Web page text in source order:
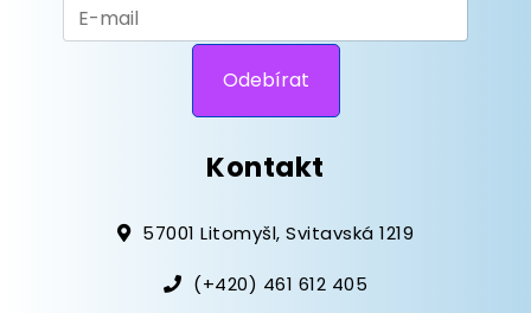
Kontakt
57001 Litomyšl, Svitavská 1219
(+420) 461 612 405